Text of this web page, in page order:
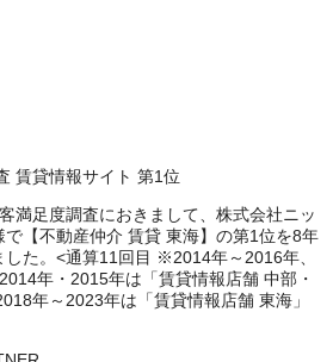
満足度調査におきまして、株式会社ニッ
で【不動産仲介 賃貸 東海】の第1位を8年
た。<通算11回目 ※2014年～2016年、
年・2015年は「賃貸情報店舗 中部・
年～2023年は「賃貸情報店舗 東海」